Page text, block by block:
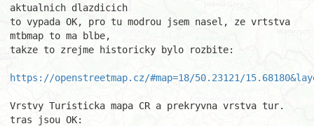
aktualnich dlazdicich
to vypada OK, pro tu modrou jsem nasel, ze vrtstva
mtbmap to ma blbe,
takze to zrejme historicky bylo rozbite:
https://openstreetmap.cz/#map=18/50.23121/
Vrstvy Turisticka mapa CR a prekryvna vrstva tur.
tras jsou OK: